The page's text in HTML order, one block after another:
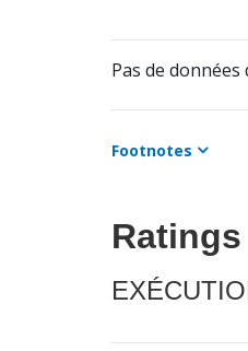
Pas de données
Footnotes
Ratings